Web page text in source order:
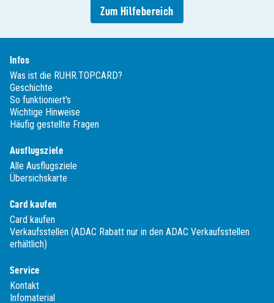
Zum Hilfebereich
Infos
Was ist die RUHR.TOPCARD?
Geschichte
So funktioniert's
Wichtige Hinweise
Häufig gestellte Fragen
Ausflugsziele
Alle Ausflugsziele
Übersichskarte
Card kaufen
Card kaufen
Verkaufsstellen (ADAC Rabatt nur in den ADAC Verkaufsstellen
erhältlich)
Service
Kontakt
Infomaterial